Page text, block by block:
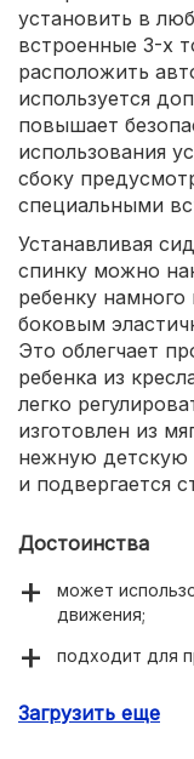
установить в
встроенные 3-х
расположить
используется
повышает
использования
сбоку
специальными
Устанавливая
спинку можно
ребенку
боковым
Это облегчает
ребенка из
легко
изготовлен из
нежную детскую
и подвергается
Достоинства
может
движения;
подходит для
автомат;
Загрузить еще